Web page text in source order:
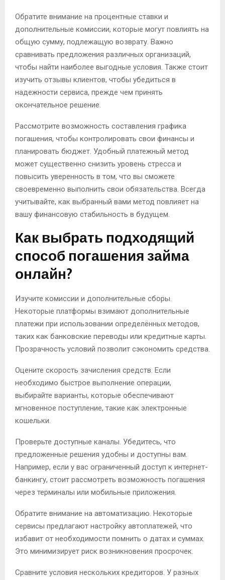
Обратите внимание на процентные ставки и
дополнительные комиссии, которые могут повлиять на
общую сумму, подлежащую возврату. Важно
сравнивать предложения различных организаций,
чтобы найти наиболее выгодные условия. Также стоит
изучить отзывы клиентов, чтобы убедиться в
надежности сервиса, прежде чем принять
окончательное решение.
Рассмотрите возможность составления графика
погашения, чтобы контролировать свои финансы и
планировать бюджет. Удобный платежный метод
может существенно снизить уровень стресса и
повысить уверенность в том, что вы сможете
своевременно выполнить свои обязательства. Всегда
учитывайте, как выбранный вами метод повлияет на
вашу финансовую стабильность в будущем.
Как выбрать подходящий
способ погашения займа
онлайн?
Изучите комиссии и дополнительные сборы.
Некоторые платформы взимают дополнительные
платежи при использовании определённых методов,
таких как банковские переводы или кредитные карты.
Прозрачность условий позволит сэкономить средства.
Оцените скорость зачисления средств. Если
необходимо быстрое выполнение операции,
выбирайте варианты, которые обеспечивают
мгновенное поступление, такие как электронные
кошельки.
Проверьте доступные каналы. Убедитесь, что
предложенные решения удобны и доступны вам.
Например, если у вас ограниченный доступ к интернет-
банкингу, стоит рассмотреть возможность погашения
через терминалы или мобильные приложения.
Обратите внимание на автоматизацию. Некоторые
сервисы предлагают настройку автоплатежей, что
избавит от необходимости помнить о датах и суммах.
Это минимизирует риск возникновения просрочек.
Сравните условия нескольких кредиторов. У разных